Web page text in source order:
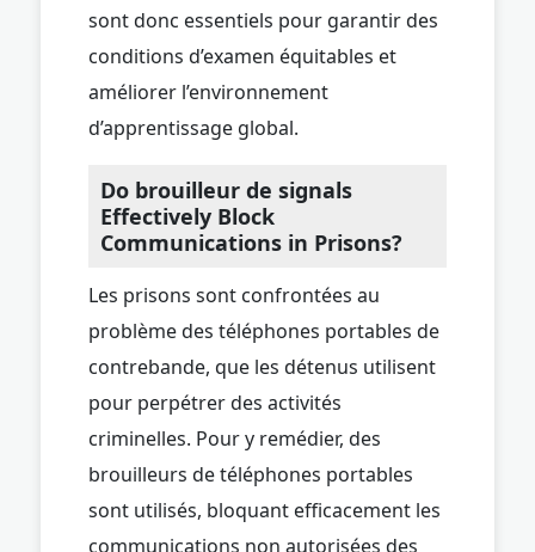
sont donc essentiels pour garantir des
conditions d’examen équitables et
améliorer l’environnement
d’apprentissage global.
Do brouilleur de signals
Effectively Block
Communications in Prisons?
Les prisons sont confrontées au
problème des téléphones portables de
contrebande, que les détenus utilisent
pour perpétrer des activités
criminelles. Pour y remédier, des
brouilleurs de téléphones portables
sont utilisés, bloquant efficacement les
communications non autorisées des